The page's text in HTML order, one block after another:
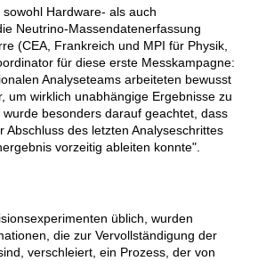
Hardware- als auch
Neutrino-Massendatenerfassung
(CEA, Frankreich und MPI für Physik,
für diese erste Messkampagne:
Analyseteams arbeiteten bewusst
um wirklich unabhängige Ergebnisse zu
besonders darauf geachtet, dass
Abschluss des letzten Analyseschrittes
vorzeitig ableiten konnte".
üblich, wurden
die zur Vervollständigung der
verschleiert, ein Prozess, der von